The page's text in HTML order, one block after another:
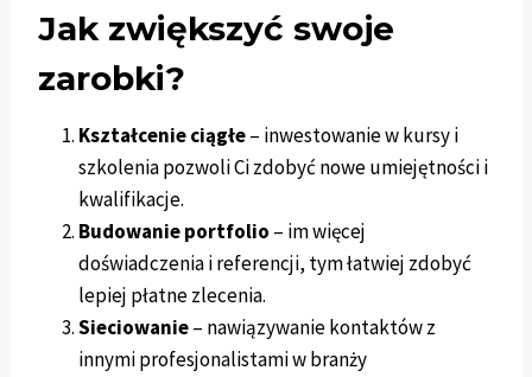
Jak zwiększyć swoje
zarobki?
Kształcenie ciągłe– inwestowanie w kursy i
szkolenia pozwoli Ci zdobyć nowe umiejętności i
kwalifikacje.
Budowanie portfolio – im więcej
doświadczenia i referencji, tym łatwiej zdobyć
lepiej płatne zlecenia.
Sieciowanie– nawiązywanie kontaktów z
innymi profesjonalistami w branży